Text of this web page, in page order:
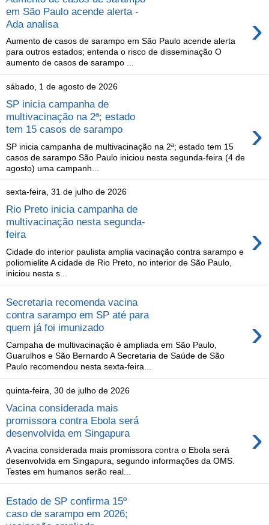
em São Paulo acende alerta -
Ada analisa
›
Aumento de casos de sarampo em São Paulo acende alerta
para outros estados; entenda o risco de disseminação O
aumento de casos de sarampo ...
sábado, 1 de agosto de 2026
SP inicia campanha de
multivacinação na 2ª; estado
tem 15 casos de sarampo
›
SP inicia campanha de multivacinação na 2ª; estado tem 15
casos de sarampo São Paulo iniciou nesta segunda-feira (4 de
agosto) uma campanh...
sexta-feira, 31 de julho de 2026
Rio Preto inicia campanha de
multivacinação nesta segunda-
feira
›
Cidade do interior paulista amplia vacinação contra sarampo e
poliomielite A cidade de Rio Preto, no interior de São Paulo,
iniciou nesta s...
Secretaria recomenda vacina
contra sarampo em SP até para
quem já foi imunizado
›
Campaha de multivacinação é ampliada em São Paulo,
Guarulhos e São Bernardo A Secretaria de Saúde de São
Paulo recomendou nesta sexta-feira...
quinta-feira, 30 de julho de 2026
Vacina considerada mais
promissora contra Ebola será
desenvolvida em Singapura
›
A vacina considerada mais promissora contra o Ebola será
desenvolvida em Singapura, segundo informações da OMS.
Testes em humanos serão real...
Estado de SP confirma 15º
caso de sarampo em 2026;